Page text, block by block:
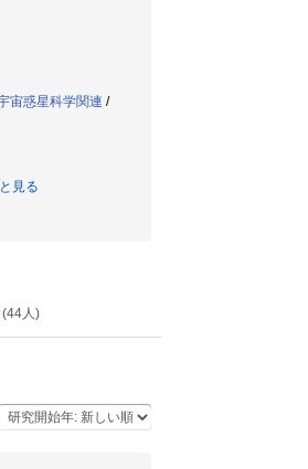
宙惑星科学関連 /
見る
(44人)